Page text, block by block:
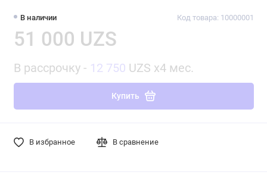
В наличии Код товара: 10000001
51 000 UZS
В рассрочку - 12 750 UZS x4 мес.
Купить
В избранное В сравнение